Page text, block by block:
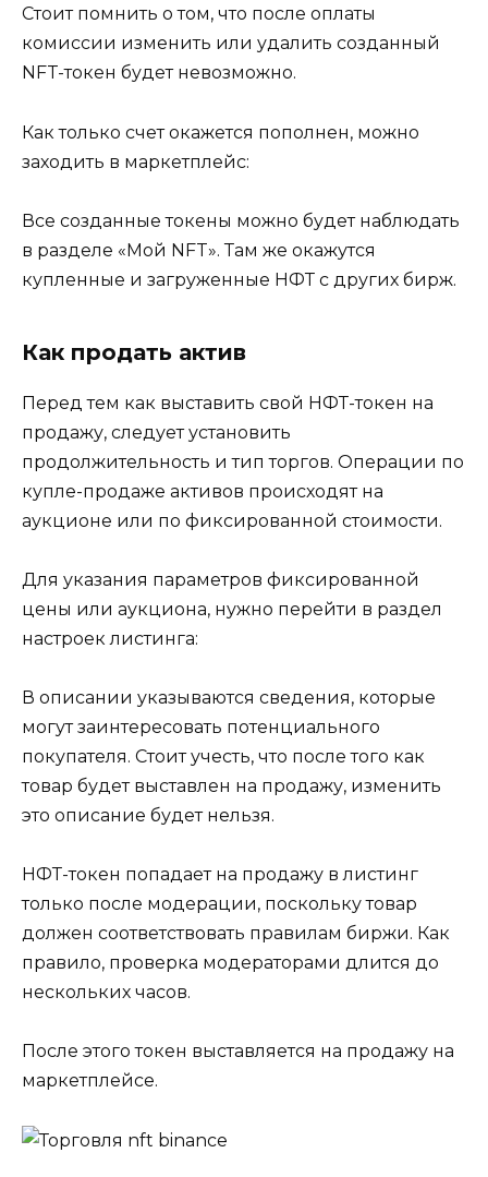
Стоит помнить о том, что после оплаты
комиссии изменить или удалить созданный
NFT-токен будет невозможно.
Как только счет окажется пополнен, можно
заходить в маркетплейс:
Все созданные токены можно будет наблюдать
в разделе «Мой NFT». Там же окажутся
купленные и загруженные НФТ с других бирж.
Как продать актив
Перед тем как выставить свой НФТ-токен на
продажу, следует установить
продолжительность и тип торгов. Операции по
купле-продаже активов происходят на
аукционе или по фиксированной стоимости.
Для указания параметров фиксированной
цены или аукциона, нужно перейти в раздел
настроек листинга:
В описании указываются сведения, которые
могут заинтересовать потенциального
покупателя. Стоит учесть, что после того как
товар будет выставлен на продажу, изменить
это описание будет нельзя.
НФТ-токен попадает на продажу в листинг
только после модерации, поскольку товар
должен соответствовать правилам биржи. Как
правило, проверка модераторами длится до
нескольких часов.
После этого токен выставляется на продажу на
маркетплейсе.